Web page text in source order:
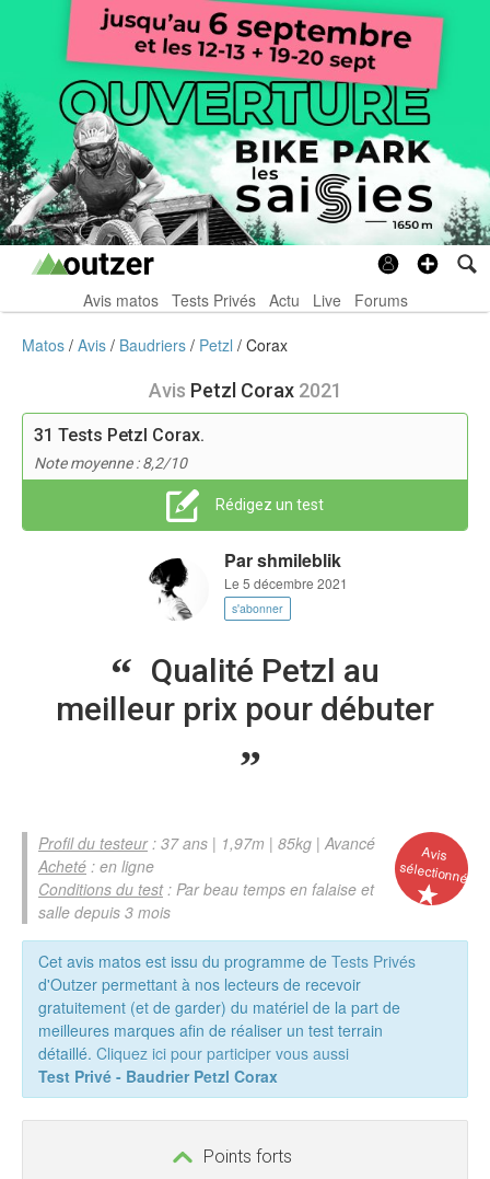
Avis matos Tests Privés Actu Live Forums
Matos Avis Baudriers Petzl Corax
Avis Petzl Corax 2021
31 Tests Petzl Corax.
Note moyenne : 8,2/10
Rédigez un test
Parshmileblik
Le 5 décembre 2021
s'abonner
Qualité Petzl au
meilleur prix pour débuter
Avis
sélectionné
Profil du testeur: 37 ans | 1,97m | 85kg | Avancé
Acheté : en ligne
Conditions du test: Par beau temps en falaise et
salle depuis 3 mois
Cet avis matos est issu du programme de Tests Privés
d'Outzer permettant à nos lecteurs de recevoir
gratuitement (et de garder) du matériel de la part de
meilleures marques afin de réaliser un test terrain
détaillé. Cliquez ici pour participer vous aussi
Test Privé - Baudrier Petzl Corax
Points forts